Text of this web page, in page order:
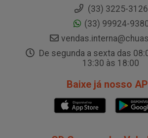
(33) 3225-3126
(33) 99924-
De segunda a sexta das
13:30 às 18:00
Baixe já nosso